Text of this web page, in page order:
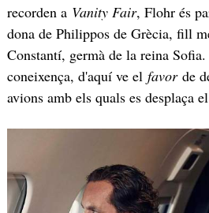
recorden a Vanity Fair, Flohr és
dona de Philippos de Grècia, fill
Constantí, germà de la reina
coneixença, d'aquí ve el favorde
avions amb els quals es desplaça